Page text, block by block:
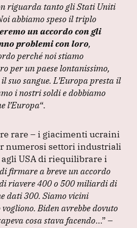
riguarda tanto gli Stati Uniti
abbiamo speso il triplo
un accordo con gli
problemi con loro,
perché noi stiamo
per un paese lontanissimo,
suo sangue. L’Europa presta il
i nostri soldi e dobbiamo
l’Europa“.
rare – i giacimenti ucraini
numerosi settori industriali
USA di riequilibrare i
firmare a breve un accordo
riavere 400 o 500 miliardi di
dati 300. Siamo vicini
Biden avrebbe dovuto
cosa stava facendo…” –